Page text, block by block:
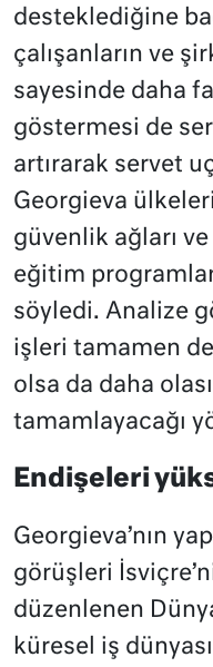
desteklediğine
çalışanların ve
sayesinde daha
göstermesi de
artırarak servet
Georgieva
güvenlik ağları
eğitim
söyledi. Analize
işleri tamamen
olsa da daha
tamamlayacağı
Endişeleri
Georgieva’nın
görüşleri
düzenlenen
küresel iş